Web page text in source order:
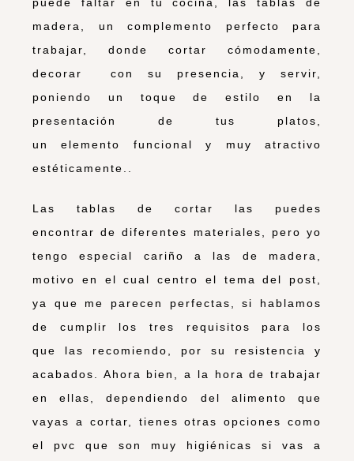
madera, un complemento perfecto para
trabajar, donde cortar cómodamente,
decorar con su presencia, y servir,
poniendo un toque de estilo en la
presentación de tus platos,
un elemento funcional y muy atractivo
estéticamente..
Las tablas de cortar las puedes
encontrar de diferentes materiales, pero yo
tengo especial cariño a las de madera,
motivo en el cual centro el tema del post,
ya que me parecen perfectas, si hablamos
de cumplir los tres requisitos para los
que las recomiendo, por su resistencia y
acabados. Ahora bien, a la hora de trabajar
en ellas, dependiendo del alimento que
vayas a cortar, tienes otras opciones como
el pvc que son muy higiénicas si vas a